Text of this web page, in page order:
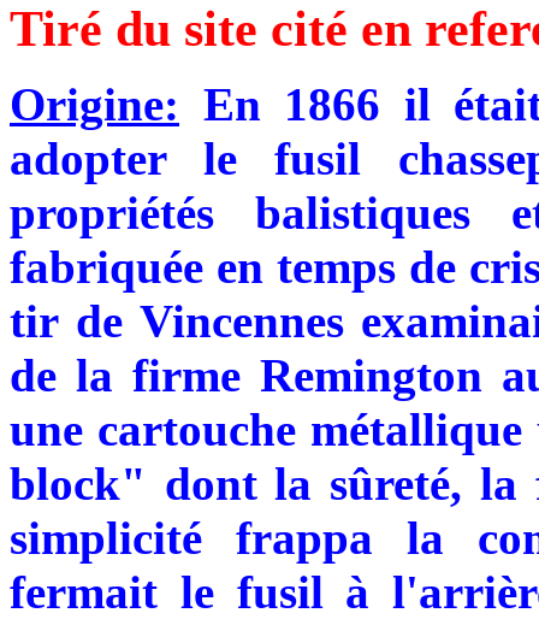
Tiré du site cité en
Origine: En 1866 il
adopter le fusil
propriétés balistiques
fabriquée en temps de
tir de Vincennes
de la firme Remington
une cartouche
block" dont la sûreté, la
simplicité frappa la
fermait le fusil à